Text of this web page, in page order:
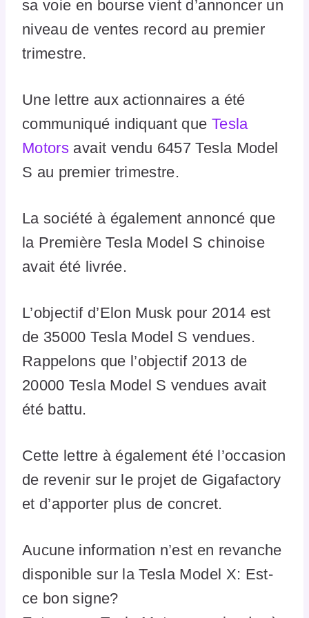
sa voie en bourse vient d’annoncer un
niveau de ventes record au premier
trimestre.
Une lettre aux actionnaires a été
communiqué indiquant que Tesla
Motors avait vendu 6457 Tesla Model
S au premier trimestre.
La société à également annoncé que
la Première Tesla Model S chinoise
avait été livrée.
L’objectif d’Elon Musk pour 2014 est
de 35000 Tesla Model S vendues.
Rappelons que l’objectif 2013 de
20000 Tesla Model S vendues avait
été battu.
Cette lettre à également été l’occasion
de revenir sur le projet de Gigafactory
et d’apporter plus de concret.
Aucune information n’est en revanche
disponible sur la Tesla Model X: Est-
ce bon signe?